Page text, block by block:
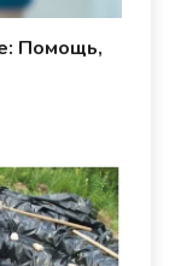
Помощь,